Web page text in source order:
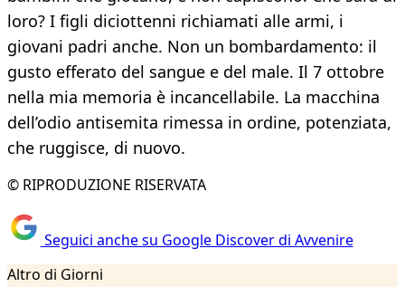
loro? I figli diciottenni richiamati alle armi, i
giovani padri anche. Non un bombardamento: il
gusto efferato del sangue e del male. Il 7 ottobre
nella mia memoria è incancellabile. La macchina
dell’odio antisemita rimessa in ordine, potenziata,
che ruggisce, di nuovo.
© RIPRODUZIONE RISERVATA
Seguici anche su Google Discover di Avvenire
Altro di Giorni